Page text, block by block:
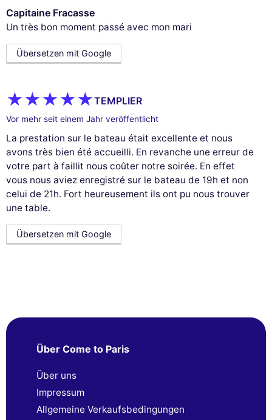
Capitaine Fracasse
Un très bon moment passé avec mon mari
Übersetzen mit Google
TEMPLIER
Vor mehr seit einem Jahr veröffentlicht
La prestation sur le bateau était excellente et nous
avons très bien été accueilli. En revanche une erreur de
votre part à faillit nous coûter notre soirée. En effet
vous nous aviez enregistré sur le bateau de 19h et non
celui de 21h. Fort heureusement ils ont pu nous trouver
une table.
Übersetzen mit Google
Über Come to Paris
Über uns
Impressum
Allgemeine Verkaufsbedingungen